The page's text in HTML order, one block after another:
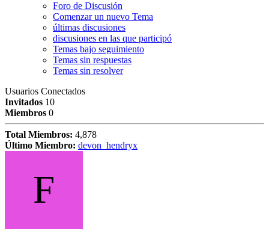
Foro de Discusión
Comenzar un nuevo Tema
últimas discusiones
discusiones en las que participó
Temas bajo seguimiento
Temas sin respuestas
Temas sin resolver
Usuarios Conectados
Invitados 10
Miembros 0
Total Miembros: 4,878
Último Miembro: devon_hendryx
F